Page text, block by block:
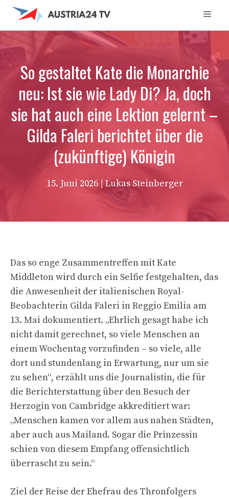
Zum
Inhalt
So gestaltet Kate die Monarchie
neu: Ist sie wie Lady Di? Ja, doch
sie hat auch eine Lektion gelernt –
Gilda Faleri berichtet über die
(zukünftige) Königin
15. Juni 2026 | Lukas Steinberger
Das so enge Zusammentreffen mit Kate
Middleton wird durch ein Selfie festgehalten, das
die Anwesenheit der italienischen Royal-
Beobachterin Gilda Faleri in Reggio Emilia am
13. Mai dokumentiert. „Ehrlich gesagt habe ich
nicht damit gerechnet, so viele Menschen an
einem Wochentag vorzufinden – so viele, alle
dort und stundenlang in Erwartung, nur um sie
zu sehen“, erzählt uns die Journalistin, die für
die Berichterstattung über den Besuch der
Herzogin von Cambridge akkreditiert war:
„Menschen kamen vor allem aus nahen Städten,
aber auch aus Mailand. Sogar die Prinzessin
schien von diesem Empfang offensichtlich
überrascht zu sein.“
Ziel der Reise der Ehefrau des Thronfolgers